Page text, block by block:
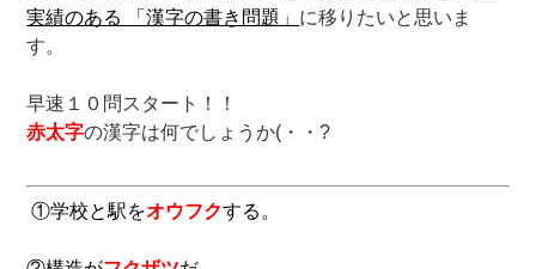
実績のある 「漢字の書き問題」 に移りたいと思いま
す。
早速１０問スタート！！
赤太字の漢字は何でしょうか(・・?
①学校と駅をオウフクする。